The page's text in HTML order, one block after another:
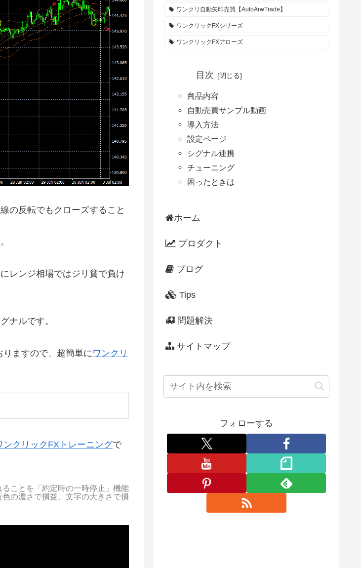
の反転でもクローズすること
レンジ相場ではジリ貧で負け
ナルです。
りますので、超簡単に ワンクリ
ンクリックFXトレーニングで
ことを「約定時の一時停止」機能
の濃さで損益、文字の大きさで損
ワンクリ自動矢印売買【AutoArwTrade】
ワンクリックFXシリーズ
ワンクリックFXアローズ
目次
商品内容
自動売買サンプル動画
導入方法
設定ページ
シグナル連携
チューニング
困ったときは
ホーム
プロダクト
ブログ
Tips
問題解決
サイトマップ
フォローする